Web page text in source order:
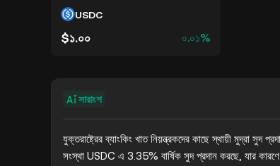
USDC
$১.০০ ০.০১%
সারাংশ
যুক্তরাষ্ট্রের ব্যাংকিং খাত নিয়ন্ত্রকদের কাছে স্থায়ী মুদ্রা সুদ
সংস্থা USDC এ 3.35% বার্ষিক সুদ প্রদান করছে, যার